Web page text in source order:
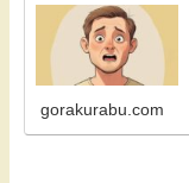
gorakurabu.com